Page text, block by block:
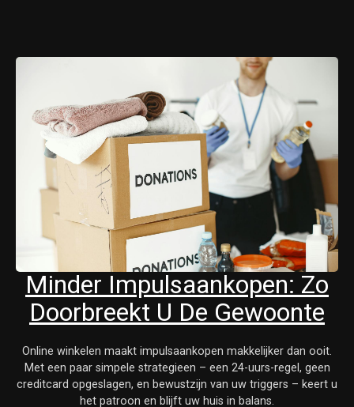
Minder Impulsaankopen: Zo
Doorbreekt U De Gewoonte
Online winkelen maakt impulsaankopen makkelijker dan ooit.
Met een paar simpele strategieen – een 24-uurs-regel, geen
creditcard opgeslagen, en bewustzijn van uw triggers – keert u
het patroon en blijft uw huis in balans.